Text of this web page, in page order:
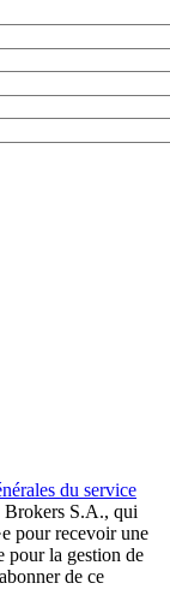
du service
S.A., qui
pour recevoir une
pour la gestion de
de ce